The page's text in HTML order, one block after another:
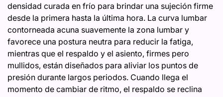
densidad curada en frío para brindar una sujeción firme
desde la primera hasta la última hora. La curva lumbar
contorneada acuna suavemente la zona lumbar y
favorece una postura neutra para reducir la fatiga,
mientras que el respaldo y el asiento, firmes pero
mullidos, están diseñados para aliviar los puntos de
presión durante largos periodos. Cuando llega el
momento de cambiar de ritmo, el respaldo se reclina